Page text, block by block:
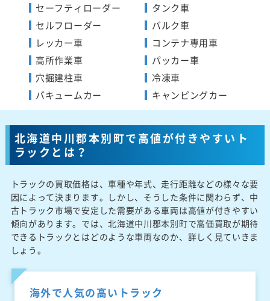
セーフティローダー
セルフローダー
レッカー車
高所作業車
穴掘建柱車
バキュームカー
タンク車
バルク車
コンテナ専用車
パッカー車
冷凍車
キャンピングカー
北海道中川郡本別町で高値が付きやすいト
ラックとは？
トラックの買取価格は、車種や年式、走行距離などの様々な要
因によって決まります。しかし、そうした条件に関わらず、中
古トラック市場で安定した需要がある車両は高値が付きやすい
傾向があります。では、北海道中川郡本別町で高価買取が期待
できるトラックとはどのような車両なのか、詳しく見ていきま
しょう。
海外で人気の高いトラック